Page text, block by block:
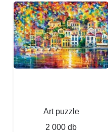
Art puzzle
2 000 db